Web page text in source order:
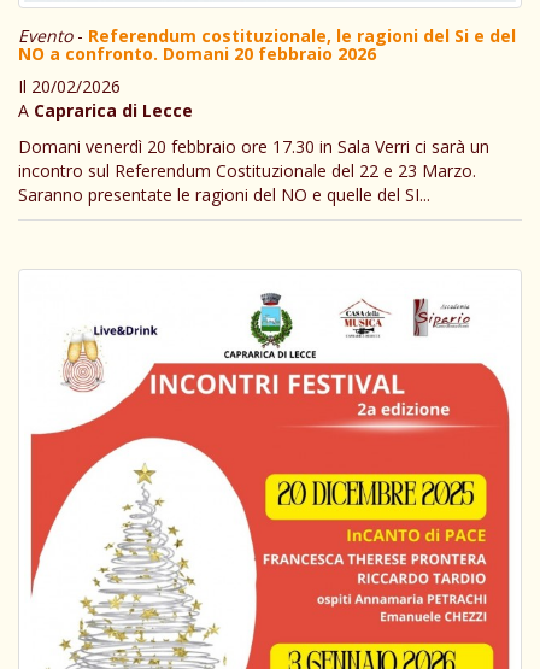
Evento- Referendum costituzionale, le ragioni del Si e del
NO a confronto. Domani 20 febbraio 2026
Il 20/02/2026
A Caprarica di Lecce
Domani venerdì 20 febbraio ore 17.30 in Sala Verri ci sarà un
incontro sul Referendum Costituzionale del 22 e 23 Marzo.
Saranno presentate le ragioni del NO e quelle del SI...